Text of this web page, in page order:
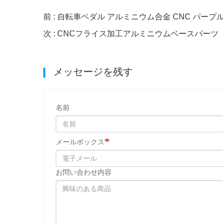
前 : 自転車ペダル アルミニウム合金 CNC パープ
次 : CNCフライス加工アルミニウムベースパーツ
メッセージを残す
名前
メールボックス
お問い合わせ内容